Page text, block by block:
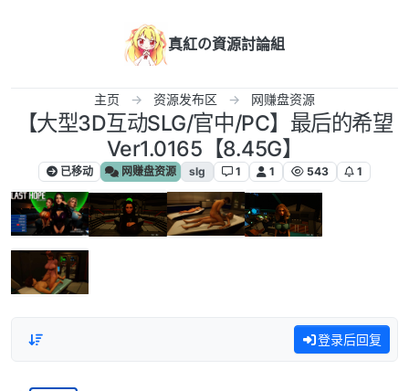
真紅の資源討論組
主页 资源发布区 网赚盘资源
【大型3D互动SLG/官中/PC】最后的希望
Ver1.0165【8.45G】
已移动 网赚盘资源 slg 1 1 543 1
登录后回复